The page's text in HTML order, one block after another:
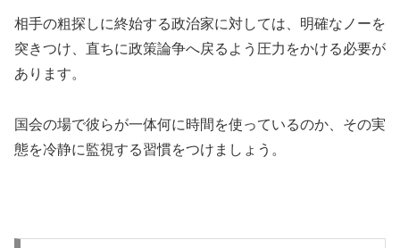
相手の粗探しに終始する政治家に対しては、明確なノーを
突きつけ、直ちに政策論争へ戻るよう圧力をかける必要が
あります。
国会の場で彼らが一体何に時間を使っているのか、その実
態を冷静に監視する習慣をつけましょう。